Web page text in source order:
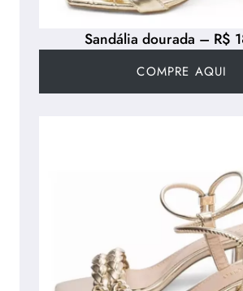
Sandália dourada – R$
COMPRE AQUI